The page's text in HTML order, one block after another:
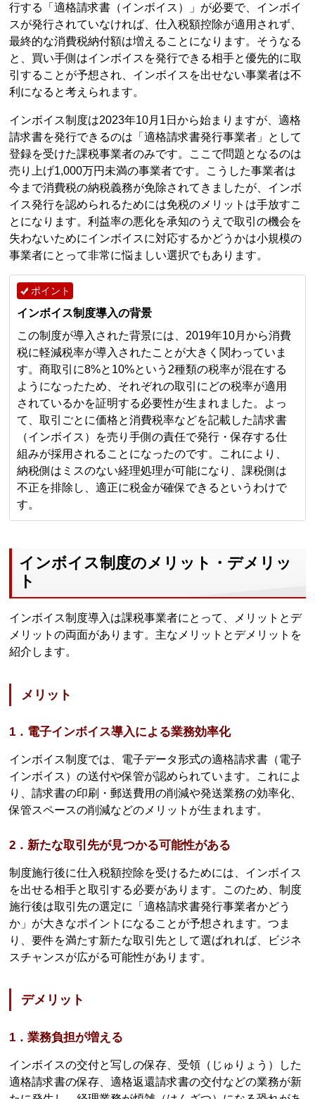
行する「適格請求書（インボイス）」が必要で、インボイ
スが発行されていなければ、仕入税額控除が適用されず、
最終的な消費税納付額は増えることになります。そうなる
と、買い手側はインボイスを発行できる相手と優先的に取
引することが予想され、インボイスを出せない事業者は不
利になると考えられます。
インボイス制度は2023年10月1日から始まりますが、適格
請求書を発行できるのは「適格請求書発行事業者」として
登録を受けた課税事業者のみです。ここで問題となるのは
売り上げ1,000万円未満の事業者です。こうした事業者は
今まで消費税の納税義務が免除されてきましたが、インボ
イス発行を認められるためには免税のメリットは手放すこ
とになります。利益率の悪化を承知のうえで取引の機会を
失わないためにインボイスに対応するかどうかは小規模の
事業者にとって非常に悩ましい選択でもあります。
ポイント
インボイス制度導入の背景
この制度が導入された背景には、2019年10月から消費
税に軽減税率が導入されたことが大きく関わっていま
す。商取引に8%と10%という2種類の税率が混在する
ようになったため、それぞれの取引にどの税率が適用
されているかを証明する必要性が生まれました。よっ
て、取引ごとに価格と消費税率などを記載した請求書
（インボイス）を売り手側の責任で発行・保存する仕
組みが採用されることになったのです。これにより、
納税側はミスのない経理処理が可能になり、課税側は
不正を排除し、適正に税金が確保できるというわけで
す。
インボイス制度のメリット・デメリッ
ト
インボイス制度導入は課税事業者にとって、メリットとデ
メリットの両面があります。主なメリットとデメリットを
紹介します。
メリット
1．電子インボイス導入による業務効率化
インボイス制度では、電子データ形式の適格請求書（電子
インボイス）の送付や保管が認められています。これによ
り、請求書の印刷・郵送費用の削減や発送業務の効率化、
保管スペースの削減などのメリットが生まれます。
2．新たな取引先が見つかる可能性がある
制度施行後に仕入税額控除を受けるためには、インボイス
を出せる相手と取引する必要があります。このため、制度
施行後は取引先の選定に「適格請求書発行事業者かどう
か」が大きなポイントになることが予想されます。つま
り、要件を満たす新たな取引先として選ばれれば、ビジネ
スチャンスが広がる可能性があります。
デメリット
1．業務負担が増える
インボイスの交付と写しの保存、受領（じゅりょう）した
適格請求書の保存、適格返還請求書の交付などの業務が新